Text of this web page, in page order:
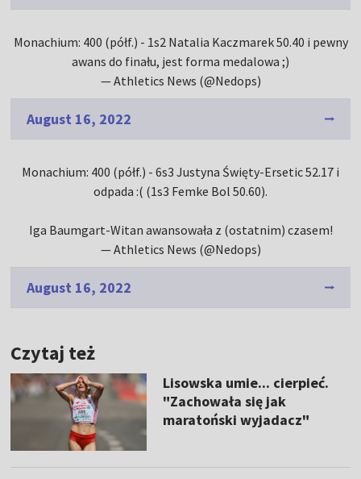
Monachium: 400 (półf.) - 1s2 Natalia Kaczmarek 50.40 i pewny
awans do finału, jest forma medalowa ;)
— Athletics News (@Nedops)
August 16, 2022
Monachium: 400 (półf.) - 6s3 Justyna Święty-Ersetic 52.17 i
odpada :( (1s3 Femke Bol 50.60).
Iga Baumgart-Witan awansowała z (ostatnim) czasem!
— Athletics News (@Nedops)
August 16, 2022
Czytaj też
Lisowska umie... cierpieć.
"Zachowała się jak
maratoński wyjadacz"